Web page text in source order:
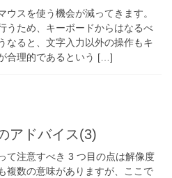
スを使う機会が減ってきます。
うため、キーボードからはなるべ
なると、文字入力以外の操作もキ
合理的であるという […]
アドバイス(3)
て注意すべき 3 つ目の点は解像度
複数の意味がありますが、ここで